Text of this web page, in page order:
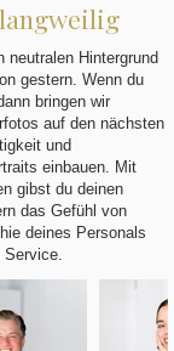
neutralen Hintergrund
gestern. Wenn du
bringen wir
auf den nächsten
und
einbauen. Mit
gibst du deinen
das Gefühl von
deines Personals
Service.